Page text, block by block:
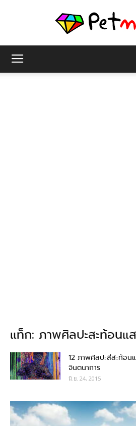
แท็ก: ภาพศิลปะสะท้อนแ
12 ภาพศิลปะสีสะท้อน
จินตนาการ
มิ.ย. 24, 2015